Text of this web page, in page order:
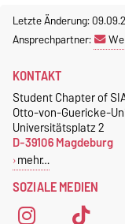
Wir sind ständig auf
nach Referenten.
dann schreibt uns an
kostenlos.
Mitglieder des Chapters
kostenlose SIAM-
Mitgliedschaft.
Um dich als Mitglied des
Student Chapters of
Magdeburg zu
fülle einfach das
Letzte Änderung:
Ansprechpartner:
SOZIALE MEDIEN
KONTAKT
Student Chapter of
Otto-von-Guericke-
Universitätsplatz 2
D-39106 Magdeburg
mehr…